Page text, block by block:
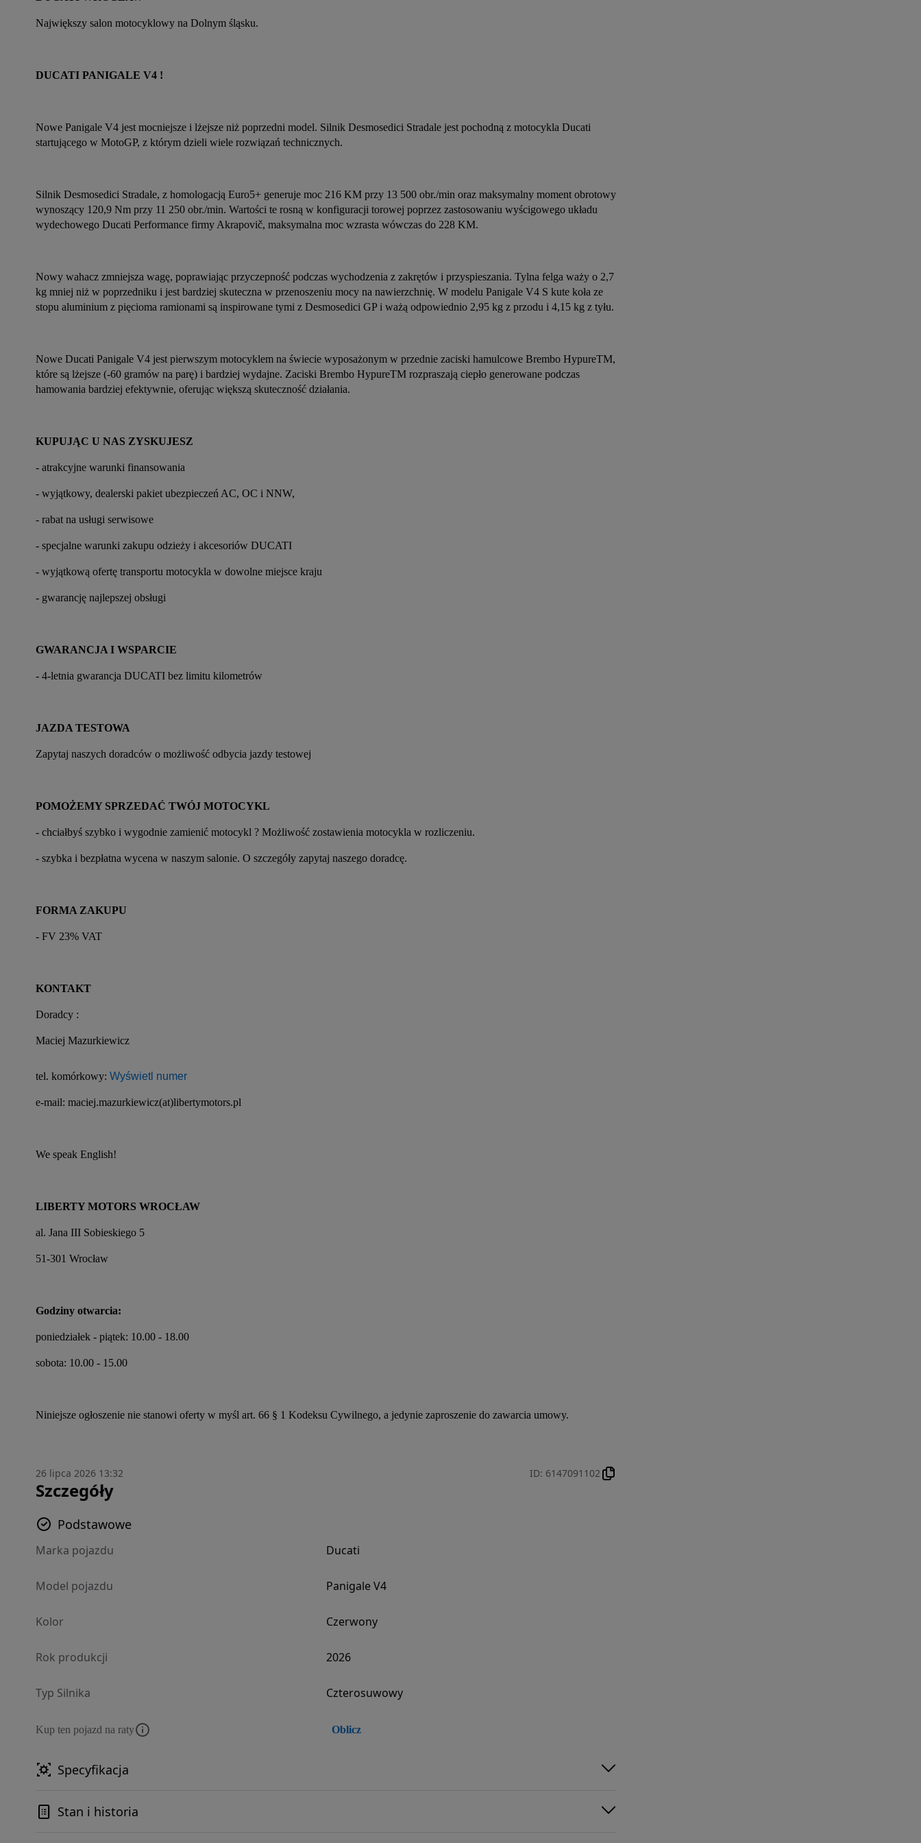
Największy salon motocyklowy na Dolnym śląsku.
DUCATI PANIGALE V4 !
Nowe Panigale V4 jest mocniejsze i lżejsze niż poprzedni model. Silnik Desmosedici Stradale jest pochodną z motocykla Ducati
startującego w MotoGP, z którym dzieli wiele rozwiązań technicznych.
Silnik Desmosedici Stradale, z homologacją Euro5+ generuje moc 216 KM przy 13 500 obr./min oraz maksymalny moment obrotowy
wynoszący 120,9 Nm przy 11 250 obr./min. Wartości te rosną w konfiguracji torowej poprzez zastosowaniu wyścigowego układu
wydechowego Ducati Performance firmy Akrapovič, maksymalna moc wzrasta wówczas do 228 KM.
Nowy wahacz zmniejsza wagę, poprawiając przyczepność podczas wychodzenia z zakrętów i przyspieszania. Tylna felga waży o 2,7
kg mniej niż w poprzedniku i jest bardziej skuteczna w przenoszeniu mocy na nawierzchnię. W modelu Panigale V4 S kute koła ze
stopu aluminium z pięcioma ramionami są inspirowane tymi z Desmosedici GP i ważą odpowiednio 2,95 kg z przodu i 4,15 kg z tyłu.
Nowe Ducati Panigale V4 jest pierwszym motocyklem na świecie wyposażonym w przednie zaciski hamulcowe Brembo HypureTM,
które są lżejsze (-60 gramów na parę) i bardziej wydajne. Zaciski Brembo HypureTM rozpraszają ciepło generowane podczas
hamowania bardziej efektywnie, oferując większą skuteczność działania.
KUPUJĄC U NAS ZYSKUJESZ
- atrakcyjne warunki finansowania
- wyjątkowy, dealerski pakiet ubezpieczeń AC, OC i NNW,
- rabat na usługi serwisowe
- specjalne warunki zakupu odzieży i akcesoriów DUCATI
- wyjątkową ofertę transportu motocykla w dowolne miejsce kraju
- gwarancję najlepszej obsługi
GWARANCJA I WSPARCIE
- 4-letnia gwarancja DUCATI bez limitu kilometrów
JAZDA TESTOWA
Zapytaj naszych doradców o możliwość odbycia jazdy testowej
POMOŻEMY SPRZEDAĆ TWÓJ MOTOCYKL
- chciałbyś szybko i wygodnie zamienić motocykl ? Możliwość zostawienia motocykla w rozliczeniu.
- szybka i bezpłatna wycena w naszym salonie. O szczegóły zapytaj naszego doradcę.
FORMA ZAKUPU
- FV 23% VAT
KONTAKT
Doradcy :
Maciej Mazurkiewicz
tel. komórkowy: Wyświetl numer
e-mail: maciej.mazurkiewicz(at)libertymotors.pl
We speak English!
LIBERTY MOTORS WROCŁAW
al. Jana III Sobieskiego 5
51-301 Wrocław
Godziny otwarcia:
poniedziałek - piątek: 10.00 - 18.00
sobota: 10.00 - 15.00
Niniejsze ogłoszenie nie stanowi oferty w myśl art. 66 § 1 Kodeksu Cywilnego, a jedynie zaproszenie do zawarcia umowy.
26 lipca 2026 13:32 ID: 6147091102
Szczegóły
Podstawowe
Marka pojazdu Ducati
Model pojazdu Panigale V4
Kolor Czerwony
Rok produkcji 2026
Typ Silnika Czterosuwowy
Kup ten pojazd na raty Oblicz
Specyfikacja
Stan i historia